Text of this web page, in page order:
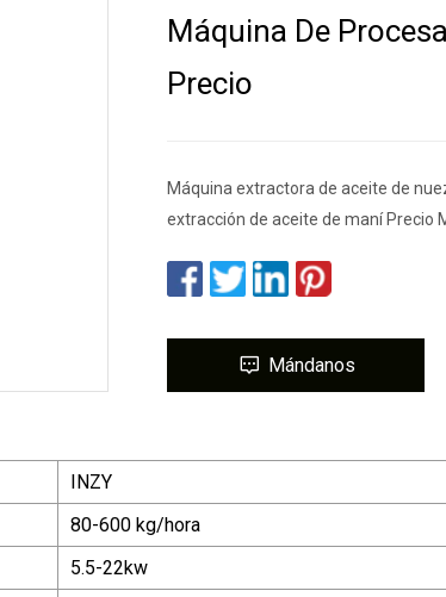
Máquina De
Precio
Máquina extractora de aceite de
extracción de aceite de maní Precio
Mándanos
INZY
80-600 kg/hora
5.5-22kw